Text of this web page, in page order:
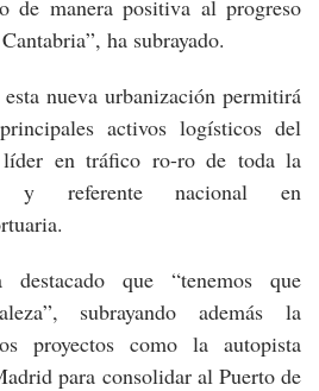
de manera positiva al progreso
ha subrayado.
nueva urbanización permitirá
activos logísticos del
líder en tráfico ro-ro de toda la
y referente nacional en
que “tenemos que
subrayando además la
proyectos como la autopista
para consolidar al Puerto de